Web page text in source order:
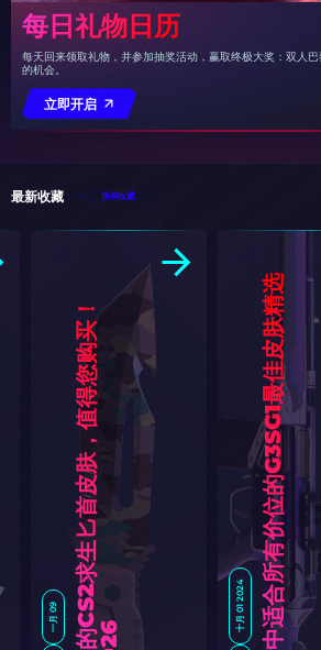
每日礼物日历
每天回来领取礼物，并参加抽奖活动，赢取终极大奖：双人
的机会。
立即开启
最新收藏 所有收藏
十月 01 2024 CS2中适合所有价位的G3SG1最佳皮肤精选
一月 09 实
惠
的
C
S
2
求
生
匕
首
皮
肤
，
值
得
您
购
买
！
[
2
0
2